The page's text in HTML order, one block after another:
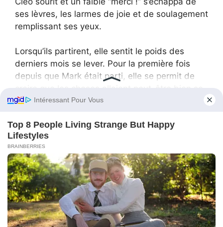
ses lèvres, les larmes de joie et de soulagement
remplissant ses yeux.
Lorsqu’ils partirent, elle sentit le poids des
derniers mois se lever. Pour la première fois
depuis que Mark était parti, elle se permit de
passer.
Cleo regarda son ventre, souriant à travers ses
larmes. “Tu as entendu ça, petit ? Il semble que
le travail de maman vienne de s’améliorer. Et
nous l’avons fait en étant simplement humains !”